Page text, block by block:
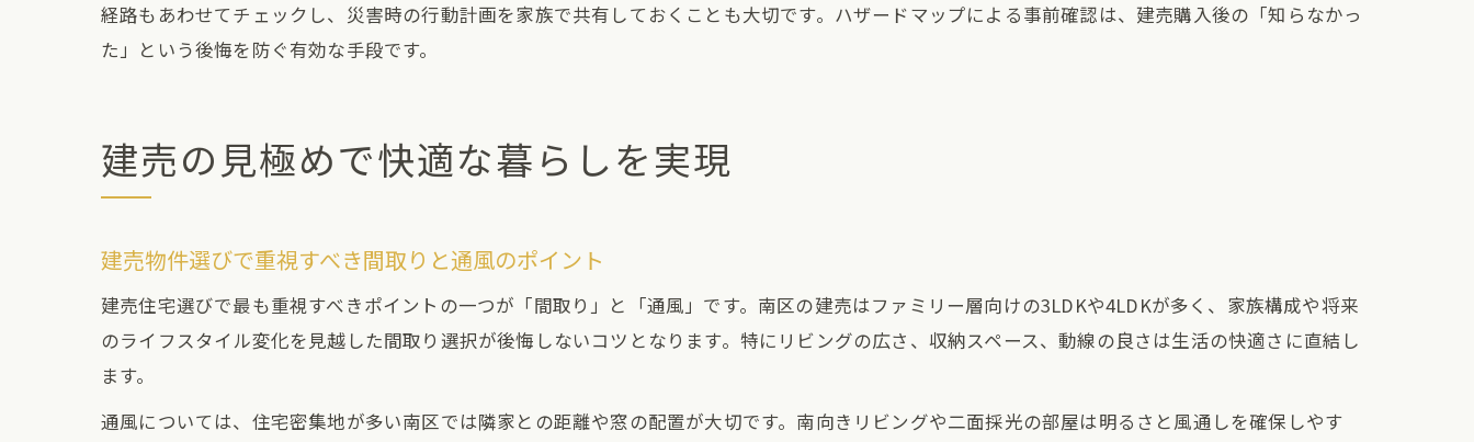
経路もあわせてチェックし、災害時の行動計画を家族で共有しておくことも大切です。ハザードマップによる事前確認は、建売購入後の「知らなかっ
た」という後悔を防ぐ有効な手段です。
建売の見極めで快適な暮らしを実現
建売物件選びで重視すべき間取りと通風のポイント
建売住宅選びで最も重視すべきポイントの一つが「間取り」と「通風」です。南区の建売はファミリー層向けの3LDKや4LDKが多く、家族構成や将来
のライフスタイル変化を見越した間取り選択が後悔しないコツとなります。特にリビングの広さ、収納スペース、動線の良さは生活の快適さに直結し
ます。
通風については、住宅密集地が多い南区では隣家との距離や窓の配置が大切です。南向きリビングや二面採光の部屋は明るさと風通しを確保しやす